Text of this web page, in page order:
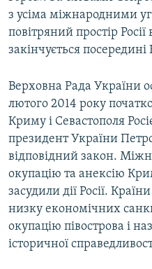
з усіма міжнародними
повітряний простір
закінчується
Верховна Рада України
лютого 2014 року
Криму і Севастополя
президент України
відповідний закон.
окупацію та анексію
засудили дії Росії.
низку економічних
окупацію півострова і
історичної